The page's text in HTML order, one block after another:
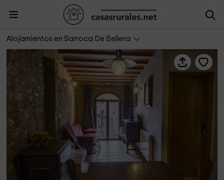
Alojamientos en Sarroca De Bellera
Casa Batlle- Bedoll